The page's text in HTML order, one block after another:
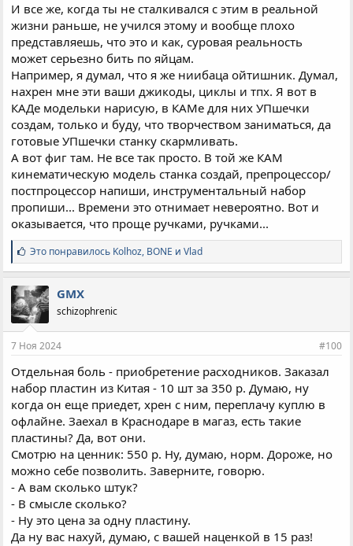
И все же, когда ты не сталкивался с этим в реальной
жизни раньше, не учился этому и вообще плохо
представляешь, что это и как, суровая реальность
может серьезно бить по яйцам.
Например, я думал, что я же ниибаца ойтишник. Думал,
нахрен мне эти ваши джикоды, циклы и тпх. Я вот в
КАДе модельки нарисую, в КАМе для них УПшечки
создам, только и буду, что творчеством заниматься, да
готовые УПшечки станку скармливать.
А вот фиг там. Не все так просто. В той же КАМ
кинематическую модель станка создай, препроцессор/
постпроцессор напиши, инструментальный набор
пропиши... Времени это отнимает невероятно. Вот и
оказывается, что проще ручками, ручками...
С
и
м
п
а
т
и
:
Это понравилось Kolhoz, BONE иVlad
GMX
schizophrenic
7 Ноя 2024 #100
Отдельная боль - приобретение расходников. Заказал
набор пластин из Китая - 10 шт за 350 р. Думаю, ну
когда он еще приедет, хрен с ним, переплачу куплю в
офлайне. Заехал в Краснодаре в магаз, есть такие
пластины? Да, вот они.
Смотрю на ценник: 550 р. Ну, думаю, норм. Дороже, но
можно себе позволить. Заверните, говорю.
- А вам сколько штук?
- В смысле сколько?
- Ну это цена за одну пластину.
Да ну вас нахуй, думаю, с вашей наценкой в 15 раз!